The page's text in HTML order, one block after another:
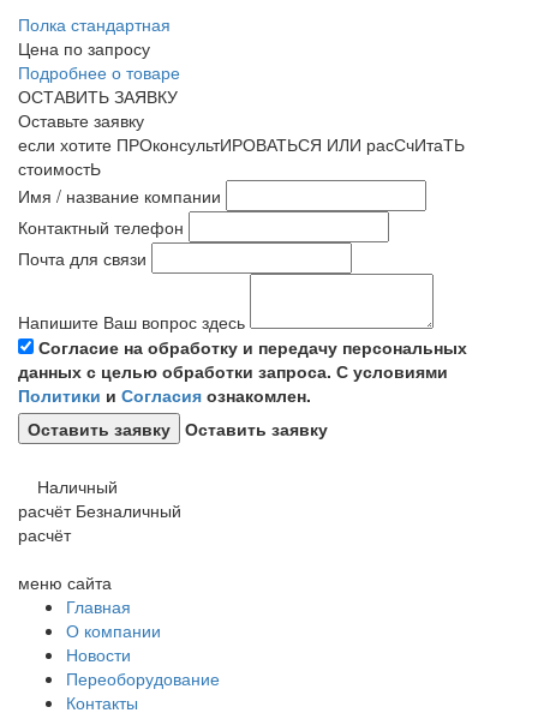
Полка стандартная
Цена по запросу
Подробнее о товаре
ОСТАВИТЬ ЗАЯВКУ
Оставьте заявку
если хотите ПРОконсультИРОВАТЬСЯ ИЛИ расСчИтаТЬ
стоимостЬ
Имя / название компании
Контактный телефон
Почта для связи
Напишите Ваш вопрос здесь
Согласие на обработку и передачу персональных
данных с целью обработки запроса. С условиями
Политики и Согласия ознакомлен.
Оставить заявку
Наличный
расчёт Безналичный
расчёт
меню сайта
Главная
О компании
Новости
Переоборудование
Контакты